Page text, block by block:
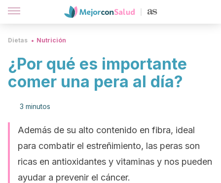
Dietas Nutrición
¿Por qué es importante
comer una pera al día?
3 minutos
Además de su alto contenido en fibra, ideal
para combatir el estreñimiento, las peras son
ricas en antioxidantes y vitaminas y nos pueden
ayudar a prevenir el cáncer.